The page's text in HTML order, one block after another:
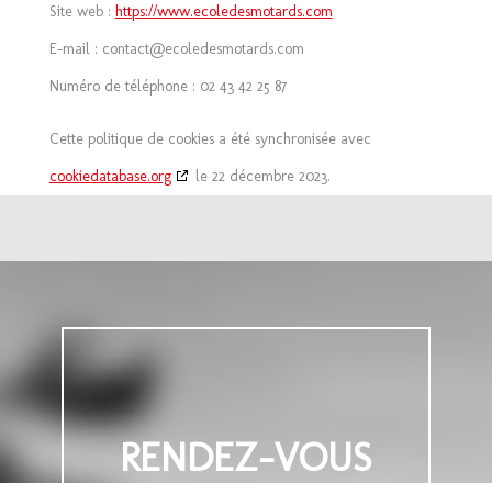
Site web : https://www.ecoledesmotards.com
E-mail : contact@ecoledesmotards.com
Numéro de téléphone : 02 43 42 25 87
Cette politique de cookies a été synchronisée avec
cookiedatabase.org
le 22 décembre 2023.
RENDEZ-VOUS